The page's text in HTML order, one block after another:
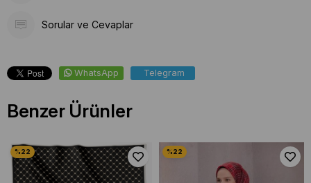
Sorular ve Cevaplar
WhatsApp Telegram
Benzer Ürünler